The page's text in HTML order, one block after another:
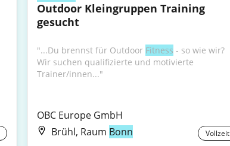
Outdoor Kleingruppen Training
gesucht
"...Du brennst für Outdoor Fitness - so wie wir?
Wir suchen qualifizierte und motivierte
Trainer/innen..."
OBC Europe GmbH
Brühl, Raum Bonn Vollzeit